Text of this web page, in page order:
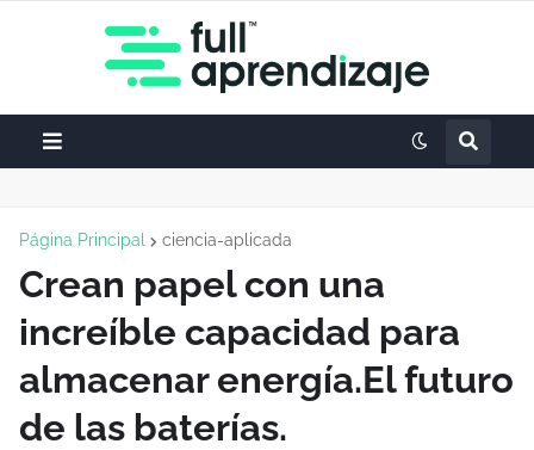
Página Principal ciencia-aplicada
Crean papel con una
increíble capacidad para
almacenar energía.El futuro
de las baterías.